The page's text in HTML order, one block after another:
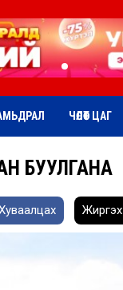
ЧӨЛӨӨТ ЦАГ
БУУЛГАНА
Жиргэх